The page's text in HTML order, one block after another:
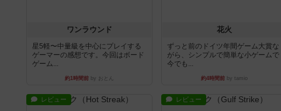
ワンラウンド
星5軽〜中量級を中心にプレイする
ゲーマーの感想です。今回はボード
ゲーム...
約1時間前 by おとん
花火
ずっと前のドイツ年間ゲーム大賞な
がら、シンプルで簡単な小ゲームで
今でも...
約4時間前 by tamio
レビュー レビュー